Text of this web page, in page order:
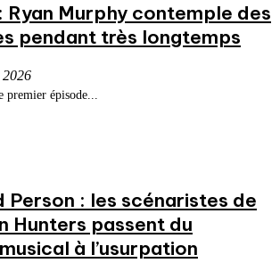
Ryan Murphy contemple des
pendant très longtemps
2026
premier épisode...
Person : les scénaristes de
Hunters passent du
à l’usurpation